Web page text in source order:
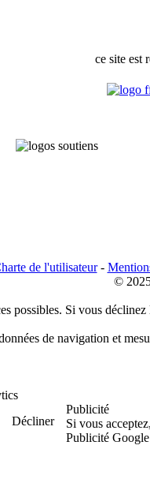
ce site est
de l'utilisateur-
©
possibles. Si vous
de navigation et
Décliner
Publicité
Si vous
Publicité Google